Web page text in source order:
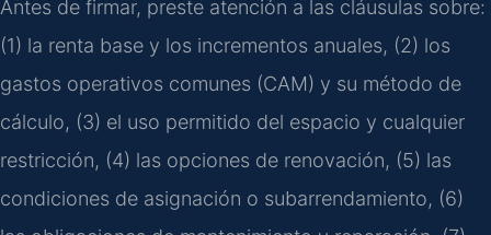
Antes de firmar, preste atención a las cláusulas sobre:
(1) la renta base y los incrementos anuales, (2) los
gastos operativos comunes (CAM) y su método de
cálculo, (3) el uso permitido del espacio y cualquier
restricción, (4) las opciones de renovación, (5) las
condiciones de asignación o subarrendamiento, (6)